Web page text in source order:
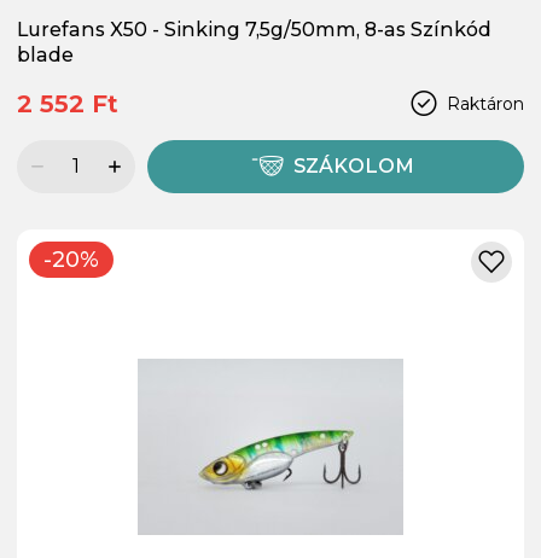
Lurefans X50 - Sinking 7,5g/50mm, 8-as Színkód
blade
Raktáron
2 552 Ft
SZÁKOLOM
-20%